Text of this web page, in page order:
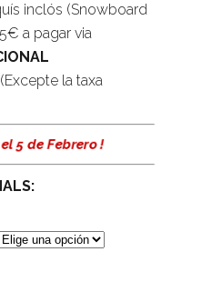
inclós (Snowboard
a pagar via
la taxa
el 5 de Febrero !